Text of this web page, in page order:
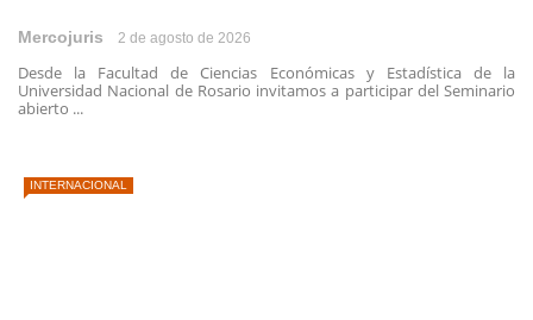
Mercojuris 2 de agosto de 2026
Desde la Facultad de Ciencias Económicas y Estadística de la
Universidad Nacional de Rosario invitamos a participar del Seminario
abierto ...
INTERNACIONAL